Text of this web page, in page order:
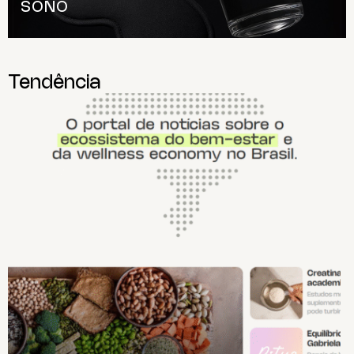
setor. Se inscreva em
SONO
Tendência